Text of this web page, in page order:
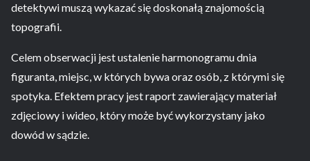
detektywi muszą wykazać się doskonałą znajomością
topografii.
Celem obserwacji jest ustalenie harmonogramu dnia
figuranta, miejsc, w których bywa oraz osób, z którymi się
spotyka. Efektem pracy jest raport zawierający materiał
zdjęciowy i wideo, który może być wykorzystany jako
dowód w sądzie.